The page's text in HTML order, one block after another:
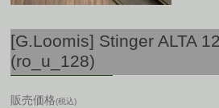
[G.Loomis] Stinger ALTA
(ro_u_128)
販売価格(税込)